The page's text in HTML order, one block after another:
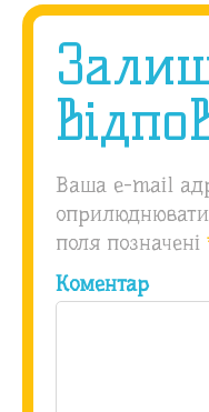
Ваша e-mail
поля позначені
Коментар